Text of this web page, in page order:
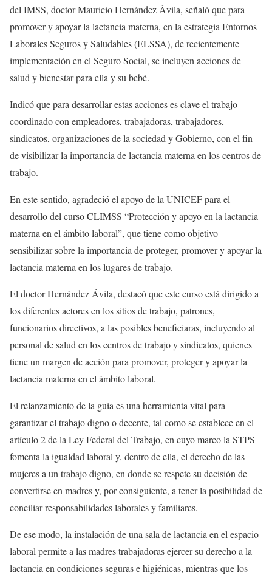
del IMSS, doctor Mauricio Hernández Ávila, señaló que para
promover y apoyar la lactancia materna, en la estrategia Entornos
Laborales Seguros y Saludables (ELSSA), de recientemente
implementación en el Seguro Social, se incluyen acciones de
salud y bienestar para ella y su bebé.
Indicó que para desarrollar estas acciones es clave el trabajo
coordinado con empleadores, trabajadoras, trabajadores,
sindicatos, organizaciones de la sociedad y Gobierno, con el fin
de visibilizar la importancia de lactancia materna en los centros de
trabajo.
En este sentido, agradeció el apoyo de la UNICEF para el
desarrollo del curso CLIMSS “Protección y apoyo en la lactancia
materna en el ámbito laboral”, que tiene como objetivo
sensibilizar sobre la importancia de proteger, promover y apoyar la
lactancia materna en los lugares de trabajo.
El doctor Hernández Ávila, destacó que este curso está dirigido a
los diferentes actores en los sitios de trabajo, patrones,
funcionarios directivos, a las posibles beneficiaras, incluyendo al
personal de salud en los centros de trabajo y sindicatos, quienes
tiene un margen de acción para promover, proteger y apoyar la
lactancia materna en el ámbito laboral.
El relanzamiento de la guía es una herramienta vital para
garantizar el trabajo digno o decente, tal como se establece en el
artículo 2 de la Ley Federal del Trabajo, en cuyo marco la STPS
fomenta la igualdad laboral y, dentro de ella, el derecho de las
mujeres a un trabajo digno, en donde se respete su decisión de
convertirse en madres y, por consiguiente, a tener la posibilidad de
conciliar responsabilidades laborales y familiares.
De ese modo, la instalación de una sala de lactancia en el espacio
laboral permite a las madres trabajadoras ejercer su derecho a la
lactancia en condiciones seguras e higiénicas, mientras que los